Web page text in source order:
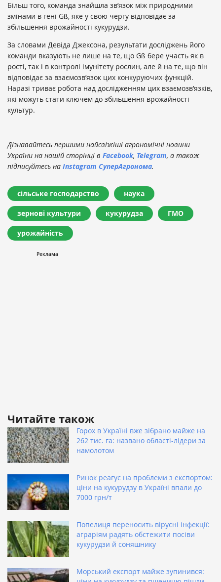
Більш того, команда знайшла зв’язок між природними
змінами в гені Gß, яке у свою чергу відповідає за
збільшення врожайності кукурудзи.
За словами Девіда Джексона, результати досліджень його
команди вказують не лише на те, що Gß бере участь як в
рості, так і в контролі імунітету рослин, але й на те, що він
відповідає за взаємозв’язок цих конкуруючих функцій.
Наразі триває робота над дослідженням цих взаємозв’язків,
які можуть стати ключем до збільшення врожайності
культур.
Дізнавайтесь першими найсвіжіші агрономічні новини
України на нашій сторінці в Facebook, Telegram, а також
підписуйтесь на Instagram СуперАгронома.
сільське господарство наука
зернові культури кукурудза ГМО
урожайність
Читайте також
Горох в Україні вже зібрано майже на
262 тис. га: названо області-лідери за
намолотом
Ринок реагує на проблеми з експортом:
ціни на кукурудзу в Україні впали до
7000 грн/т
Попелиця переносить вірусні інфекції:
аграріям радять обстежити посіви
кукурудзи й соняшнику
Морський експорт майже зупинився: